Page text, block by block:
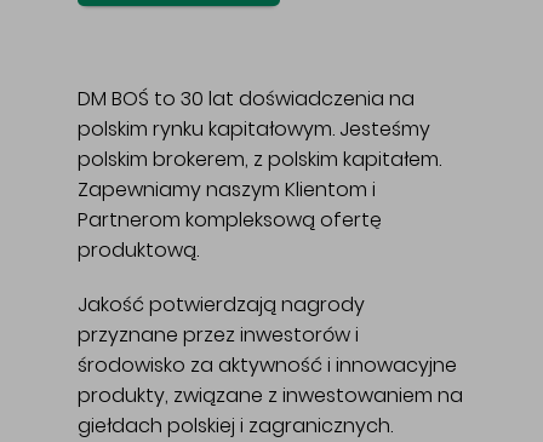
DM BOŚ to 30 lat doświadczenia na
polskim rynku kapitałowym. Jesteśmy
polskim brokerem, z polskim kapitałem.
Zapewniamy naszym Klientom i
Partnerom kompleksową ofertę
produktową.
Jakość potwierdzają nagrody
przyznane przez inwestorów i
środowisko za aktywność i innowacyjne
produkty, związane z inwestowaniem na
giełdach polskiej i zagranicznych.